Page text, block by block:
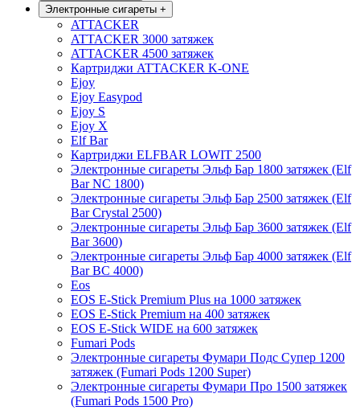
Электронные сигареты +
ATTACKER
ATTACKER 3000 затяжек
ATTACKER 4500 затяжек
Картриджи ATTACKER K-ONE
Ejoy
Ejoy Easypod
Ejoy S
Ejoy X
Elf Bar
Картриджи ELFBAR LOWIT 2500
Электронные сигареты Эльф Бар 1800 затяжек (Elf
Bar NC 1800)
Электронные сигареты Эльф Бар 2500 затяжек (Elf
Bar Crystal 2500)
Электронные сигареты Эльф Бар 3600 затяжек (Elf
Bar 3600)
Электронные сигареты Эльф Бар 4000 затяжек (Elf
Bar BC 4000)
Eos
EOS E-Stick Premium Plus на 1000 затяжек
EOS E-Stick Premium на 400 затяжек
EOS E-Stick WIDE на 600 затяжек
Fumari Pods
Электронные сигареты Фумари Подс Супер 1200
затяжек (Fumari Pods 1200 Super)
Электронные сигареты Фумари Про 1500 затяжек
(Fumari Pods 1500 Pro)